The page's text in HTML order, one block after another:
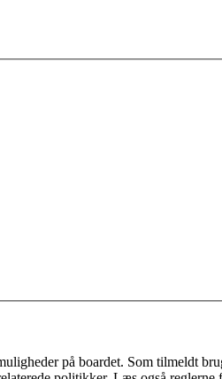
på boardet. Som tilmeldt